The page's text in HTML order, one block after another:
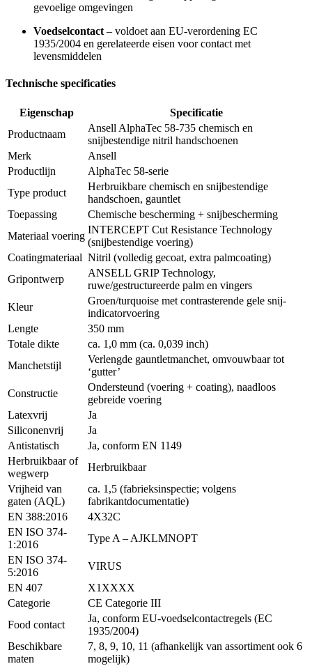
gevoelige omgevingen
Voedselcontact – voldoet aan EU-verordening EC
1935/2004 en gerelateerde eisen voor contact met
levensmiddelen
Technische specificaties
Eigenschap
Specificatie
Productnaam
Ansell AlphaTec 58-735 chemisch en
snijbestendige nitril handschoenen
Merk
Ansell
Productlijn
AlphaTec 58-serie
Type product
Herbruikbare chemisch en snijbestendige
handschoen, gauntlet
Toepassing
Chemische bescherming + snijbescherming
Materiaal voering
INTERCEPT Cut Resistance Technology
(snijbestendige voering)
Coatingmateriaal Nitril (volledig gecoat, extra palmcoating)
Gripontwerp
ANSELL GRIP Technology,
ruwe/gestructureerde palm en vingers
Kleur
Groen/turquoise met contrasterende gele snij-
indicatorvoering
Lengte
350 mm
Totale dikte
ca. 1,0 mm (ca. 0,039 inch)
Manchetstijl
Verlengde gauntletmanchet, omvouwbaar tot
‘gutter’
Constructie
Ondersteund (voering + coating), naadloos
gebreide voering
Latexvrij
Ja
Siliconenvrij
Ja
Antistatisch
Ja, conform EN 1149
Herbruikbaar of
wegwerp
Herbruikbaar
Vrijheid van
gaten (AQL)
ca. 1,5 (fabrieksinspectie; volgens
fabrikantdocumentatie)
EN 388:2016
4X32C
EN ISO 374-
1:2016
Type A – AJKLMNOPT
EN ISO 374-
5:2016
VIRUS
EN 407
X1XXXX
Categorie
CE Categorie III
Food contact
Ja, conform EU-voedselcontactregels (EC
1935/2004)
Beschikbare
maten
7, 8, 9, 10, 11 (afhankelijk van assortiment ook 6
mogelijk)